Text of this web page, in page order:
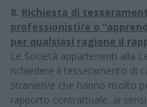
8. Richiesta di
professionisti/e o
per qualsiasi ragione il
Le Società appartenenti alla
richiedere il tesseramento di
stranieri/e che hanno risolto
rapporto contrattuale, ai